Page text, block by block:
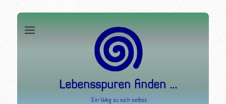
Lebensspuren finden ...
Ein Weg zu sich selbst